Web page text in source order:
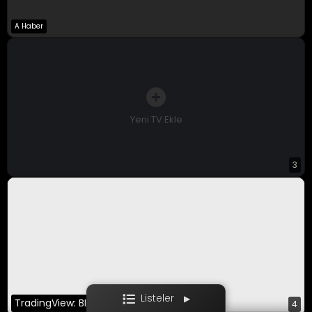
Listeler ▶
Bloomberg HT
A Haber
Yeni TV Ekle
3
TradingView: BINANCE:BTCUSDT 4